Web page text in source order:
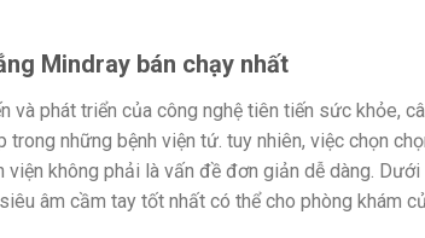
Mindray bán chạy nhất
và phát triển của công nghệ tiên tiến sức khỏe,
những bệnh viện tứ. tuy nhiên, việc chọn
không phải là vấn đề đơn giản dễ dàng. Dưới
âm cầm tay tốt nhất có thể cho phòng khám